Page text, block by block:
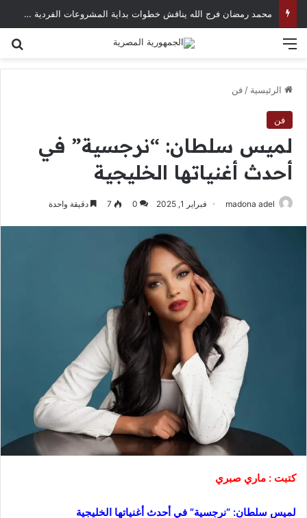
محمد رمضان فرج الله يناقش خطوات بداية المشروعات الفردية في العصر الرقمي
الرئيسية / فن
فن
لميس سلطان: “نرجسية” في
أحدث أغنياتها الخليجية
madona adel فبراير 1, 2025 0
7 دقيقة واحدة
كتبت : ماري صبري
لميس سلطان: “نرجسية” في أحدث أغنياتها الخليجية